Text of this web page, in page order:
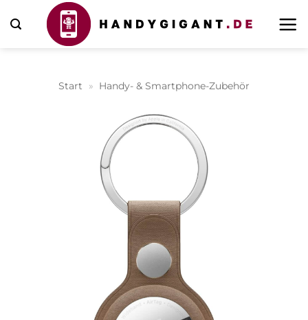
Inhalt
Start » Handy- & Smartphone-Zubehör